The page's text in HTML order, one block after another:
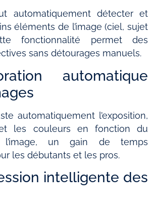
automatiquement détecter et
éléments de l’image (ciel, sujet
fonctionnalité permet des
sans détourages manuels.
automatique
automatiquement l’exposition,
les couleurs en fonction du
un gain de temps
les débutants et les pros.
intelligente des